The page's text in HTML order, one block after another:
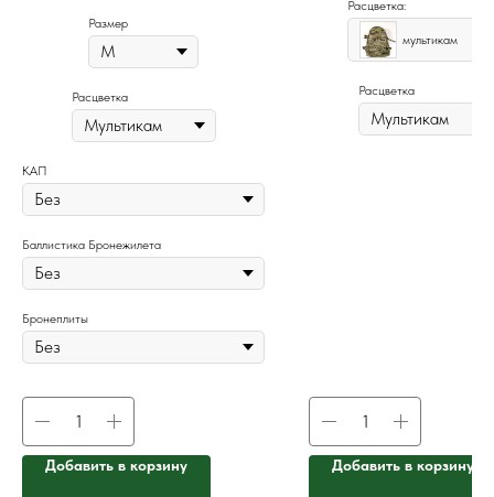
Размер
Расцветка
КАП
Баллистика Бронежилета
Бронеплиты
Добавить в корзину
Расцветка:
мультикам
Расцветка
Добавить в корзину